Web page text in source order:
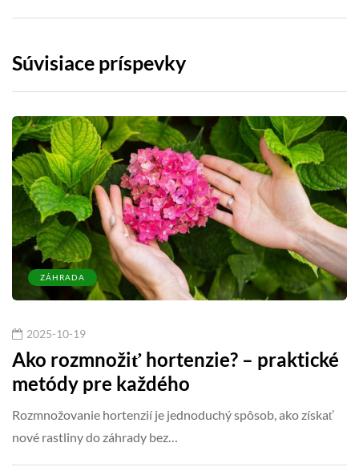
Súvisiace príspevky
ZÁHRADA
2025-10-19
Ako rozmnožiť hortenzie? – praktické
metódy pre každého
Rozmnožovanie hortenzií je jednoduchý spôsob, ako získať
nové rastliny do záhrady bez…